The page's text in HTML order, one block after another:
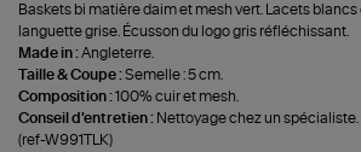
Baskets bi matière daim et mesh vert. Lacets
languette grise. Écusson du logo gris réfléchissant.
Made in :Angleterre.
Taille & Coupe :Semelle : 5 cm.
Composition :100% cuir et mesh.
Conseil d'entretien : Nettoyage chez un spécialiste.
(ref-W991TLK)